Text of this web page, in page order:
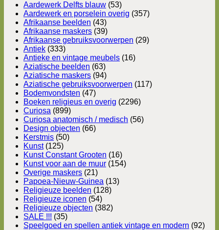
Aardewerk Delfts blauw (53)
Aardewerk en porselein overig (357)
Afrikaanse beelden (43)
Afrikaanse maskers (39)
Afrikaanse gebruiksvoorwerpen (29)
Antiek (333)
Antieke en vintage meubels (16)
Aziatische beelden (63)
Aziatische maskers (94)
Aziatische gebruiksvoorwerpen (117)
Bodemvondsten (47)
Boeken religieus en overig (2296)
Curiosa (899)
Curiosa anatomisch / medisch (56)
Design objecten (66)
Kerstmis (50)
Kunst (125)
Kunst Constant Grooten (16)
Kunst voor aan de muur (154)
Overige maskers (21)
Papoea-Nieuw-Guinea (13)
Religieuze beelden (128)
Religieuze iconen (54)
Religieuze objecten (382)
SALE !!! (35)
Speelgoed en spellen antiek vintage en modern (92)